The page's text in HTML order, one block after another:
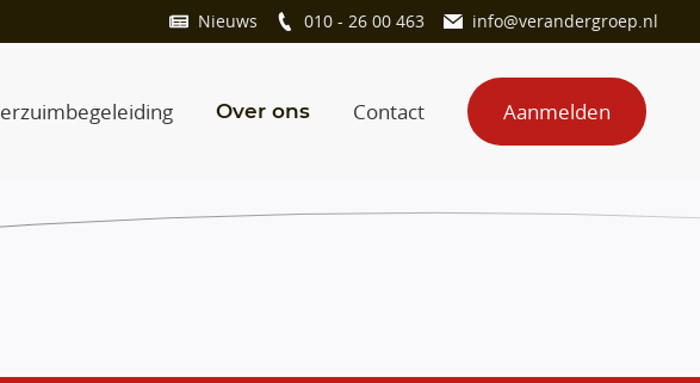
Nieuws 010 - 26 00 463 info@verandergroep.nl
Over ons Contact Aanmelden